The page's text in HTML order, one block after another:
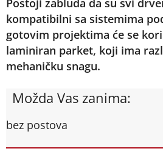
Postoji zabluda da su svi
kompatibilni sa sistemima
gotovim projektima će se
laminiran parket, koji ima
mehaničku snagu.
Možda Vas zanima:
bez postova